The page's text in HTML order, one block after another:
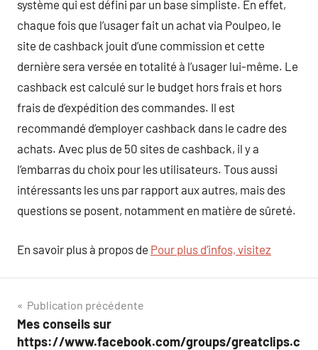
système qui est défini par un base simpliste. En effet,
chaque fois que l’usager fait un achat via Poulpeo, le
site de cashback jouit d’une commission et cette
dernière sera versée en totalité à l’usager lui-même. Le
cashback est calculé sur le budget hors frais et hors
frais de d’expédition des commandes. Il est
recommandé d’employer cashback dans le cadre des
achats. Avec plus de 50 sites de cashback, il y a
l’embarras du choix pour les utilisateurs. Tous aussi
intéressants les uns par rapport aux autres, mais des
questions se posent, notamment en matière de sûreté.
En savoir plus à propos de Pour plus d’infos, visitez
Navigation
de
Publication précédente
Mes conseils sur
https://www.facebook.com/groups/greatclips.c